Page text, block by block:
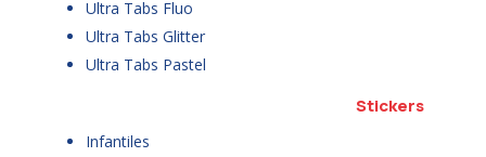
Ultra Tabs Fluo
Ultra Tabs Glitter
Ultra Tabs Pastel
Stickers
Infantiles